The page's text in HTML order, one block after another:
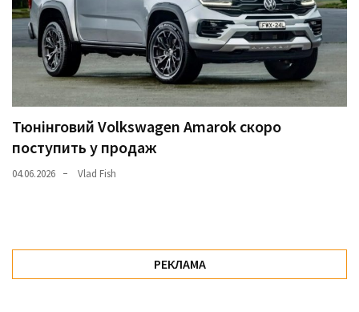
Тюнінговий Volkswagen Amarok скоро
поступить у продаж
04.06.2026 Vlad Fish
РЕКЛАМА